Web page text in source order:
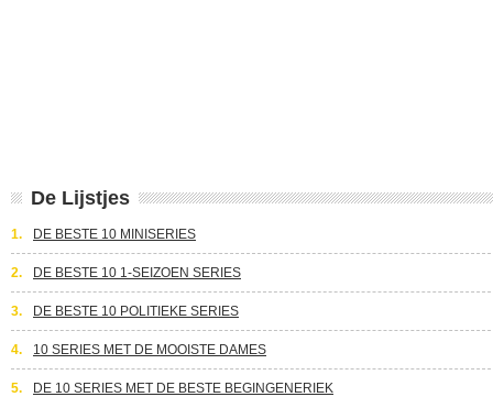
De Lijstjes
1. DE BESTE 10 MINISERIES
2. DE BESTE 10 1-SEIZOEN SERIES
3. DE BESTE 10 POLITIEKE SERIES
4. 10 SERIES MET DE MOOISTE DAMES
5. DE 10 SERIES MET DE BESTE BEGINGENERIEK